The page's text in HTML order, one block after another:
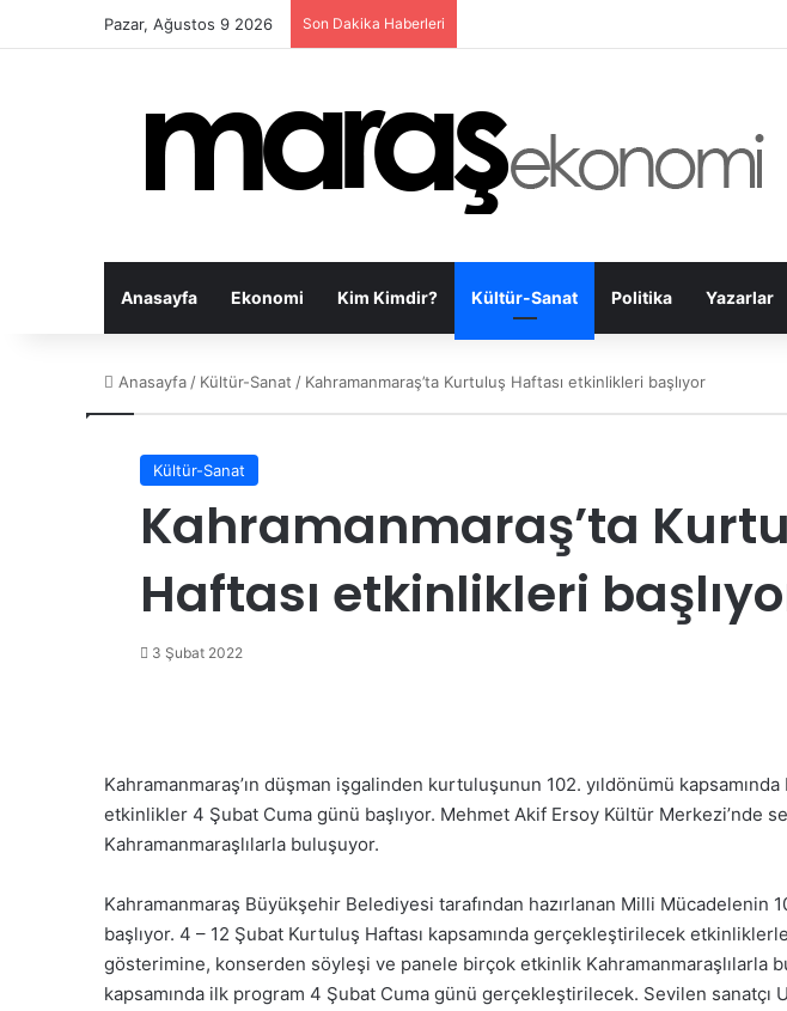
Pazar, Ağustos 9 2026 Son Dakika Haberleri
Anasayfa Ekonomi Kim Kimdir? Kültür-Sanat Politika Yazarlar
Anasayfa / Kültür-Sanat / Kahramanmaraş’ta Kurtuluş Haftası etkinlikleri başlıyor
Kültür-Sanat
Kahramanmaraş’ta
Haftası etkinlikleri
3 Şubat 2022
Kahramanmaraş’ın düşman işgalinden kurtuluşunun 102. yıldönümü
etkinlikler 4 Şubat Cuma günü başlıyor. Mehmet Akif Ersoy Kültür Merkezi’nde
Kahramanmaraşlılarla buluşuyor.
Kahramanmaraş Büyükşehir Belediyesi tarafından hazırlanan Milli Mücadelenin
başlıyor. 4 – 12 Şubat Kurtuluş Haftası kapsamında gerçekleştirilecek
gösterimine, konserden söyleşi ve panele birçok etkinlik Kahramanmaraşlılarla
kapsamında ilk program 4 Şubat Cuma günü gerçekleştirilecek. Sevilen sanatçı